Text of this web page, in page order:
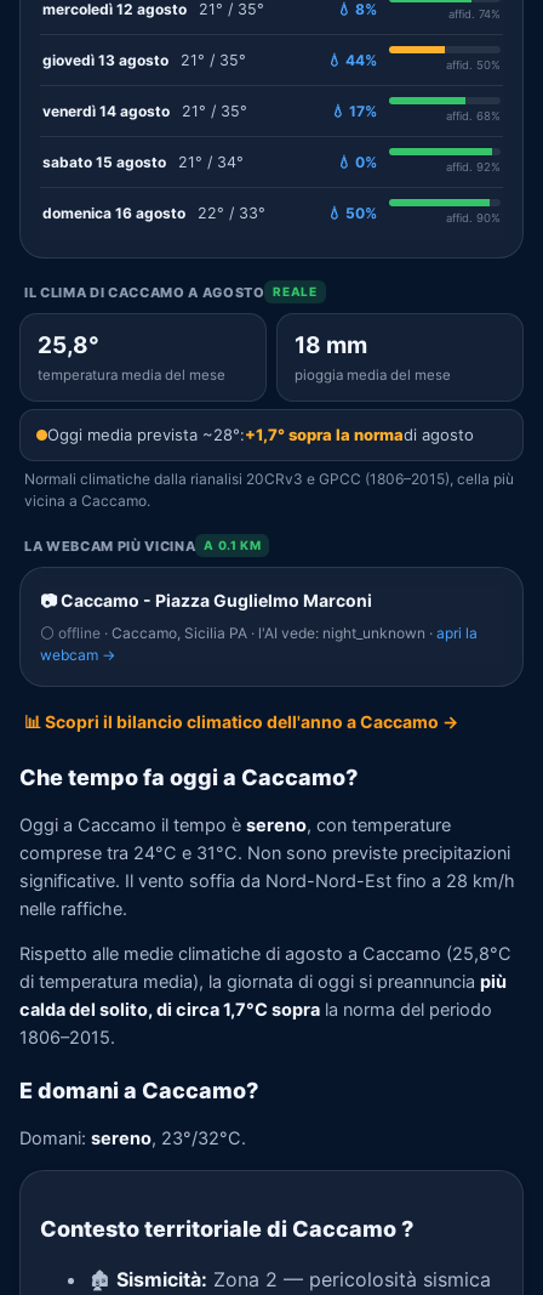
mercoledì 12 agosto 21° / 35° 💧 8% affid. 74%
giovedì 13 agosto 21° / 35° 💧 44% affid. 50%
venerdì 14 agosto 21° / 35° 💧 17% affid. 68%
sabato 15 agosto 21° / 34° 💧 0% affid. 92%
domenica 16 agosto 22° / 33° 💧 50% affid. 90%
IL CLIMA DI CACCAMO A AGOSTO REALE
25,8°
temperatura media del mese
18 mm
pioggia media del mese
Oggi media prevista ~28°:+1,7° sopra la normadi agosto
Normali climatiche dalla rianalisi 20CRv3 e GPCC (1806–2015), cella più
vicina a Caccamo.
LA WEBCAM PIÙ VICINA A 0.1 KM
📷 Caccamo - Piazza Guglielmo Marconi
⚪ offline · Caccamo, Sicilia PA · l'AI vede: night_unknown · apri la
webcam →
📊 Scopri il bilancio climatico dell'anno a Caccamo →
Che tempo fa oggi a Caccamo?
Oggi a Caccamo il tempo è sereno, con temperature
comprese tra 24°C e 31°C. Non sono previste precipitazioni
significative. Il vento soffia da Nord-Nord-Est fino a 28 km/h
nelle raffiche.
Rispetto alle medie climatiche di agosto a Caccamo (25,8°C
di temperatura media), la giornata di oggi si preannuncia più
calda del solito, di circa 1,7°C sopra la norma del periodo
1806–2015.
E domani a Caccamo?
Domani: sereno, 23°/32°C.
Contesto territoriale di Caccamo?
🏚️ Sismicità: Zona 2 — pericolosità sismica